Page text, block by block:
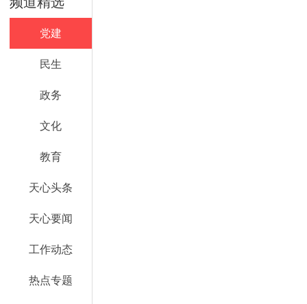
党建
民生
政务
文化
教育
天心头条
天心要闻
工作动态
热点专题